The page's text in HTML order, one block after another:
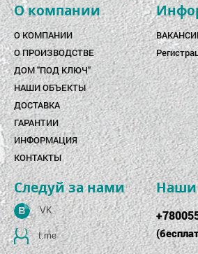
О компании
О КОМПАНИИ
О ПРОИЗВОДСТВЕ
ДОМ "ПОД КЛЮЧ"
НАШИ ОБЪЕКТЫ
ДОСТАВКА
ГАРАНТИИ
ИНФОРМАЦИЯ
КОНТАКТЫ
Следуй за нами
VK
t.me
Наши
(